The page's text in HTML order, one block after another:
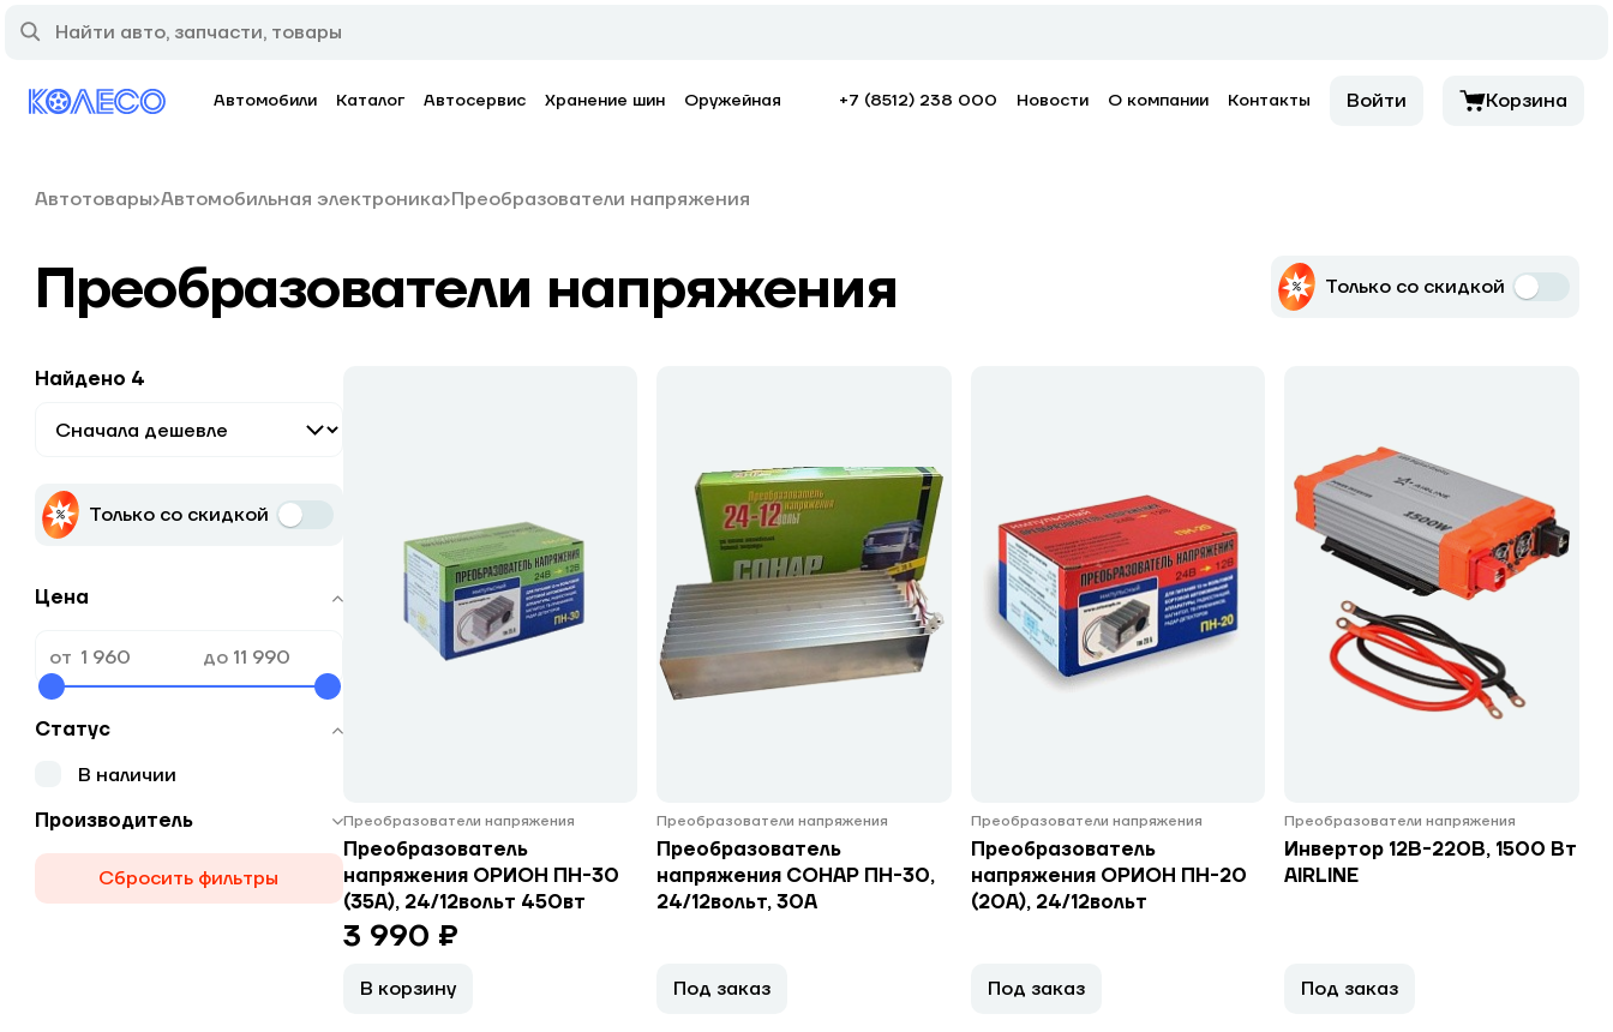
Автомобили Каталог Автосервис Хранение шин Оружейная +7 (8512) 238 000 Новости О компании Контакты Войти Корзина
Автотовары Автомобильная электроника Преобразователи напряжения
Преобразователи напряжения Только со скидкой
Найдено 4
Только со скидкой
Цена
от до
Статус
В наличии
Производитель
Сбросить фильтры
Преобразователи напряжения
Преобразователь
напряжения ОРИОН ПН-30
(35А), 24/12вольт 450вт
3 990 ₽
В корзину
Преобразователи напряжения
Преобразователь
напряжения СОНАР ПН-30,
24/12вольт, 30А
Под заказ
Преобразователи напряжения
Преобразователь
напряжения ОРИОН ПН-20
(20А), 24/12вольт
Под заказ
Преобразователи напряжения
Инвертор 12В-220В, 1500 Вт
AIRLINE
Под заказ